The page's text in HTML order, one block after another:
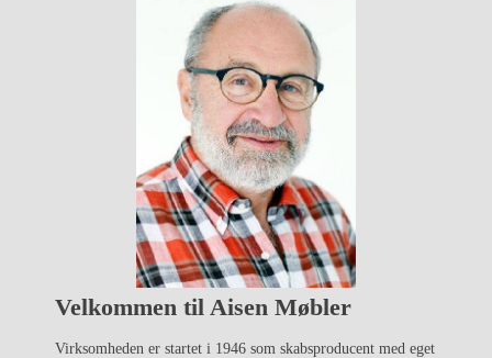
Velkommen til Aisen Møbler
Virksomheden er startet i 1946 som skabsproducent med eget